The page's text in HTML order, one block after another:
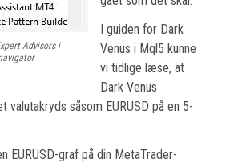
Advisors i
I guiden for Dark
Venus i Mql5 kunne
vi tidlige læse, at
Dark Venus
valutakryds såsom EURUSD på en 5-
EURUSD-graf på din MetaTrader-